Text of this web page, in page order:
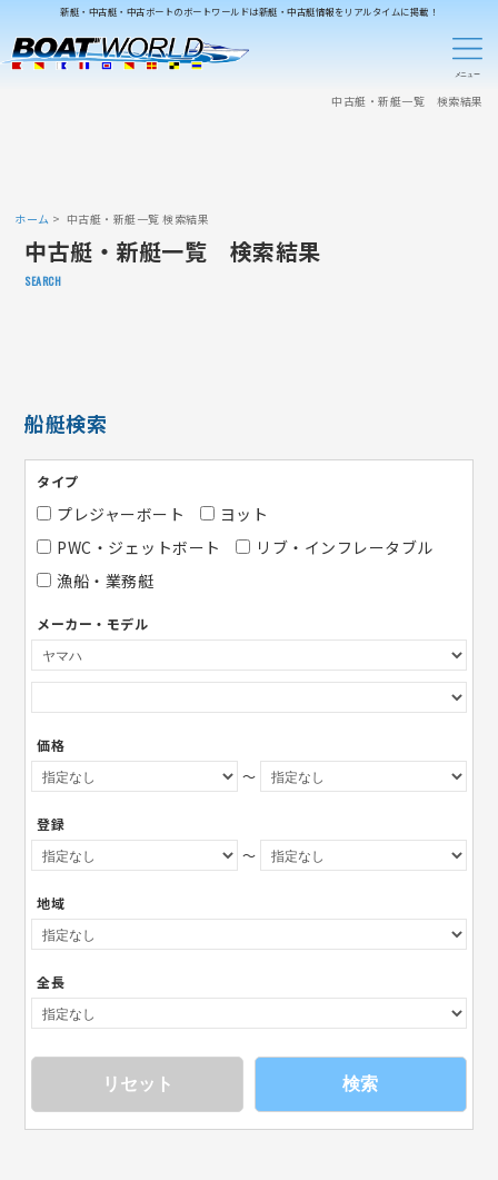
新艇・中古艇・中古ボートのボートワールドは新艇・中古艇情報をリアルタイムに掲載！
中古艇・新艇一覧 検索結果
ホーム 中古艇・新艇一覧 検索結果
中古艇・新艇一覧 検索結果
SEARCH
船艇検索
タイプ
プレジャーボート
ヨット
PWC・ジェットボート
リブ・インフレータブル
漁船・業務艇
メーカー・モデル
価格
～
登録
～
地域
全長
検索